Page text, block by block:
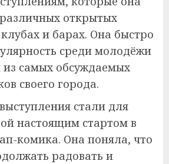
открытых
и барах. Она быстро
среди молодёжи
самых обсуждаемых
своего города.
стали для
настоящим стартом в
комика. Она поняла, что
радовать и